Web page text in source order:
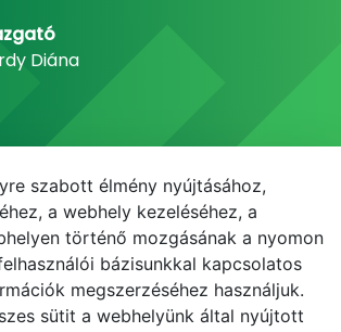
Diána
NEPTUN E-learning
szabott élmény nyújtásához,
a webhely kezeléséhez, a
történő mozgásának a nyomon
bázisunkkal kapcsolatos
megszerzéséhez használjuk.
sütit a webhelyünk által nyújtott